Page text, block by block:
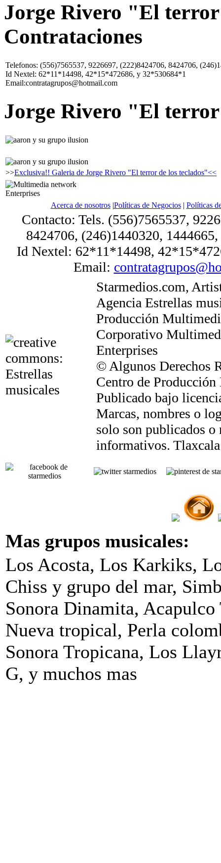
Jorge Rivero "El
Contrataciones
Telefonos: (556)7565537, 9226697, (222)8424706, 8424706,
Id Nextel: 62*11*14498, 42*15*472686, y 32*530684*1
Email:contratagrupos@hotmail.com
Jorge Rivero "El terror
>>Exclusiva!! Galeria de Jorge Rivero "El terror de los teclados"<<
Acerca de nosotros|Políticas de Negocios| Políticas
Contacto: Tels. (556)7565537,
8424706, (246)1440320,
Id Nextel: 62*11*14498,
Email:
Starmedios.com,
Agencia Estrellas
Producción
Corporativo
Enterprises
© Algunos Derechos
Centro de
Publicado bajo
Marcas, nombres o
solo son publicados o
informativos.
Mas grupos musicales:
Los Acosta, Los Karkiks,
Chiss y grupo del mar,
Sonora Dinamita,
Nueva tropical, Perla
Sonora Tropicana, Los
G, y muchos mas